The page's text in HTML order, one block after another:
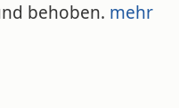
behoben. mehr